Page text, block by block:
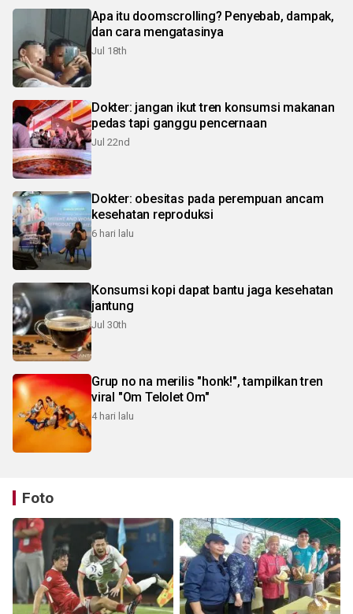
Apa itu doomscrolling? Penyebab, dampak,
dan cara mengatasinya
Jul 18th
Dokter: jangan ikut tren konsumsi makanan
pedas tapi ganggu pencernaan
Jul 22nd
Dokter: obesitas pada perempuan ancam
kesehatan reproduksi
6 hari lalu
Konsumsi kopi dapat bantu jaga kesehatan
jantung
Jul 30th
Grup no na merilis "honk!", tampilkan tren
viral "Om Telolet Om"
4 hari lalu
Foto